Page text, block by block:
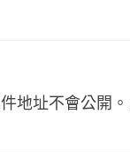
地址不會公開。